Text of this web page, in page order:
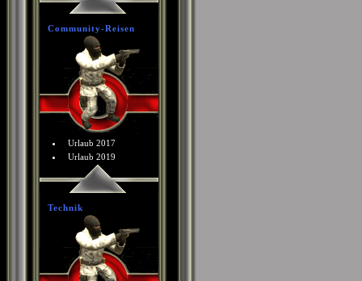
Community-Reisen
Urlaub 2017
Urlaub 2019
Technik